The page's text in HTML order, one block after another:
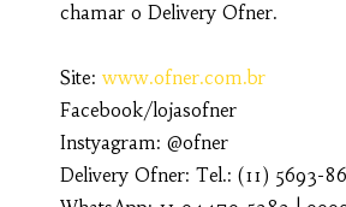
chamar o Delivery Ofner.
Site: www.ofner.com.br
Facebook/lojasofner
Instyagram: @ofner
Delivery Ofner: Tel.: (11) 5693-